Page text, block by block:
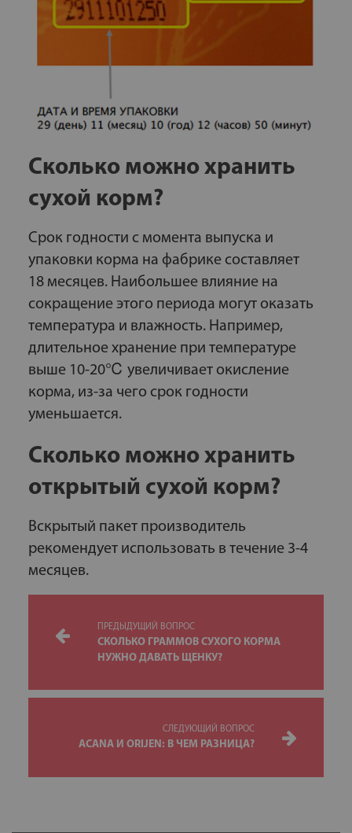
Сколько можно хранить
сухой корм?
Срок годности с момента выпуска и
упаковки корма на фабрике составляет
18 месяцев. Наибольшее влияние на
сокращение этого периода могут оказать
температура и влажность. Например,
длительное хранение при температуре
выше 10-20℃ увеличивает окисление
корма, из-за чего срок годности
уменьшается.
Сколько можно хранить
открытый сухой корм?
Вскрытый пакет производитель
рекомендует использовать в течение 3-4
месяцев.
ПРЕДЫДУЩИЙ ВОПРОС
СКОЛЬКО ГРАММОВ СУХОГО КОРМА
НУЖНО ДАВАТЬ ЩЕНКУ?
СЛЕДУЮЩИЙ ВОПРОС
ACANA И ORIJEN: В ЧЕМ РАЗНИЦА?